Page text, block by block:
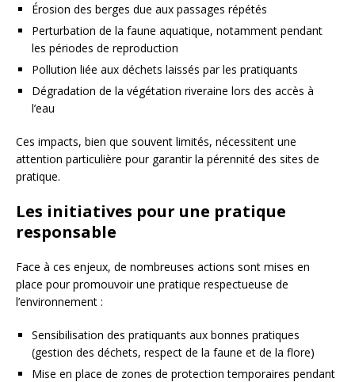
Érosion des berges due aux passages répétés
Perturbation de la faune aquatique, notamment pendant
les périodes de reproduction
Pollution liée aux déchets laissés par les pratiquants
Dégradation de la végétation riveraine lors des accès à
l’eau
Ces impacts, bien que souvent limités, nécessitent une
attention particulière pour garantir la pérennité des sites de
pratique.
Les initiatives pour une pratique
responsable
Face à ces enjeux, de nombreuses actions sont mises en
place pour promouvoir une pratique respectueuse de
l’environnement :
Sensibilisation des pratiquants aux bonnes pratiques
(gestion des déchets, respect de la faune et de la flore)
Mise en place de zones de protection temporaires pendant